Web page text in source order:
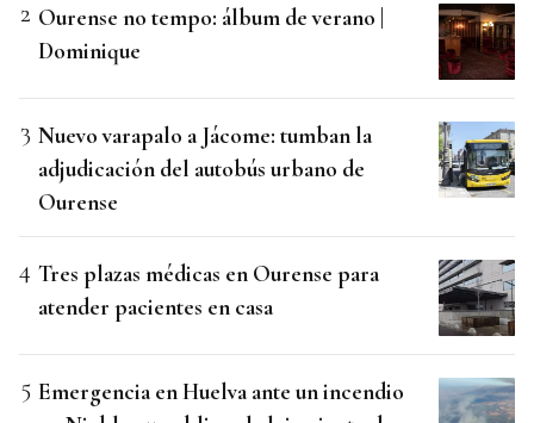
Ourense no tempo: álbum de verano |
Dominique
Nuevo varapalo a Jácome: tumban la
adjudicación del autobús urbano de
Ourense
Tres plazas médicas en Ourense para
atender pacientes en casa
Emergencia en Huelva ante un incendio